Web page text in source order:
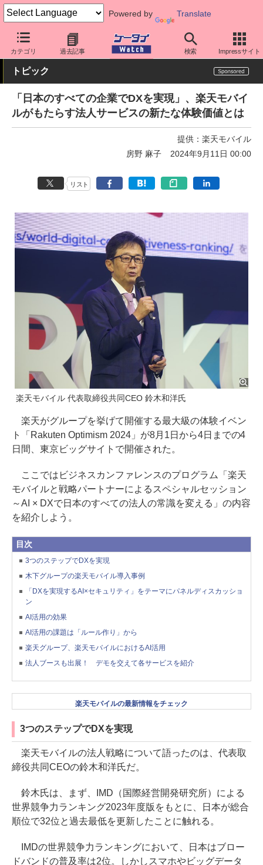
Powered by Translate
カテゴリ 過去記事 検索 Impressサイト
ケータイ Watch キャリア 楽天 ネットワーク/技術
トピック
「日本のすべての企業でDXを実現」、楽天モバイ
ルがもたらす法人サービスの新たな体験価値とは
提供：楽天モバイル
房野 麻子
2024年9月11日 00:00
リスト
楽天モバイル 代表取締役共同CEO 鈴木和洋氏
楽天がグループを挙げて開催する最大級の体験イベン
ト「Rakuten Optimism 2024」が8月1日から4日までの4
日間、東京ビッグサイトで開催された。
ここではビジネスカンファレンスのプログラム「楽天
モバイルと戦略パートナーによるスペシャルセッション
～AI × DXで日本のすべての法人の常識を変える」の内容
を紹介しよう。
目次
3つのステップでDXを実現
木下グループの楽天モバイル導入事例
「DXを実現するAI×セキュリティ」をテーマにパネルディスカッショ
ン
AI活用の効果
AI活用の課題は「ルール作り」から
楽天グループ、楽天モバイルにおけるAI活用
法人ブースも出展！ デモを交えて各サービスを紹介
楽天モバイルの最新情報をチェック
3つのステップでDXを実現
楽天モバイルの法人戦略について語ったのは、代表取
締役共同CEOの鈴木和洋氏だ。
鈴木氏は、まず、IMD（国際経営開発研究所）による
世界競争力ランキング2023年度版をもとに、日本が総合
順位で32位と過去最低を更新したことに触れる。
IMDの世界競争力ランキングにおいて、日本はブロー
ドバンドの普及率は2位。しかしスマホやビッグデータ